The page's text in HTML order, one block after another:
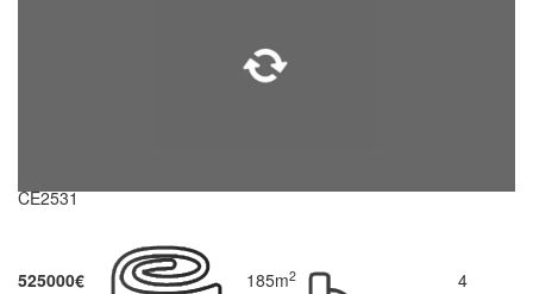
CE2531
525000€ 185m2 4